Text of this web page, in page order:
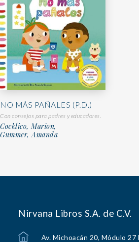
NO MÁS PAÑALES (P.D.)
Con consejos para padres y educadores.
Cocklico, Marion,
Gummer, Amanda
Nirvana Libros S.A. de C.V.
Av. Michoacán 20, Módulo 27